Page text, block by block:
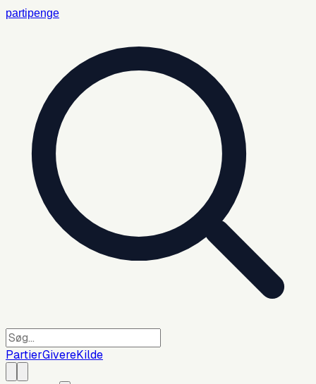
partipenge
PartierGivereKilde